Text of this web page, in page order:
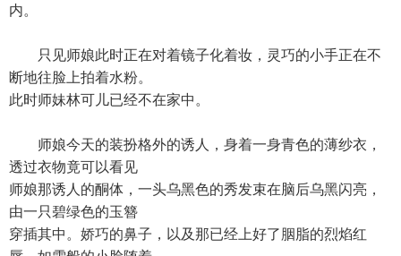
内。
只见师娘此时正在对着镜子化着妆，灵巧的小手正在不
断地往脸上拍着水粉。
此时师妹林可儿已经不在家中。
师娘今天的装扮格外的诱人，身着一身青色的薄纱衣，
透过衣物竟可以看见
师娘那诱人的酮体，一头乌黑色的秀发束在脑后乌黑闪亮，
由一只碧绿色的玉簪
穿插其中。娇巧的鼻子，以及那已经上好了胭脂的烈焰红